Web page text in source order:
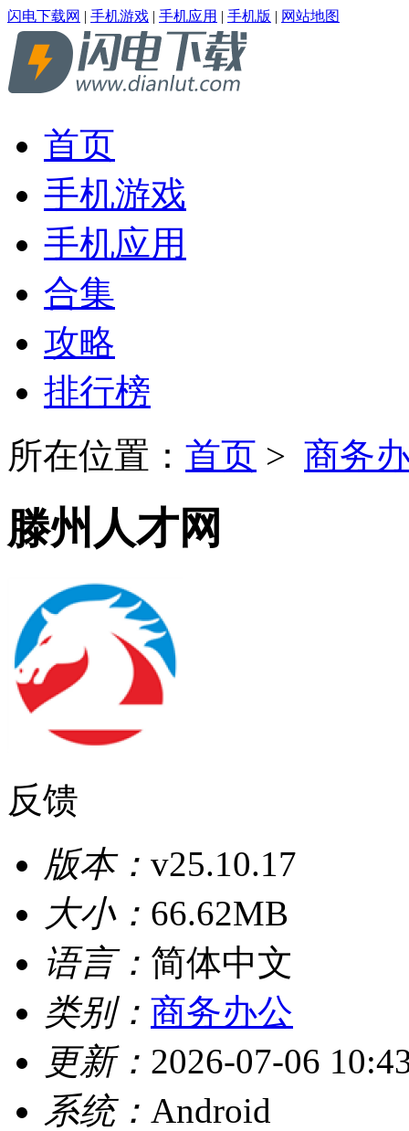
闪电下载网 | 手机游戏 | 手机应用 | 手机版 | 网站地图
首页
手机游戏
手机应用
合集
攻略
排行榜
所在位置： 首页 > 商务
滕州人才网
反馈
版本： v25.10.17
大小： 66.62MB
语言： 简体中文
类别： 商务办公
更新： 2026-07-06
系统： Android